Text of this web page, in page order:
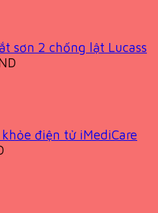
sơn 2 chống lật Lucass
khỏe điện tử iMediCare